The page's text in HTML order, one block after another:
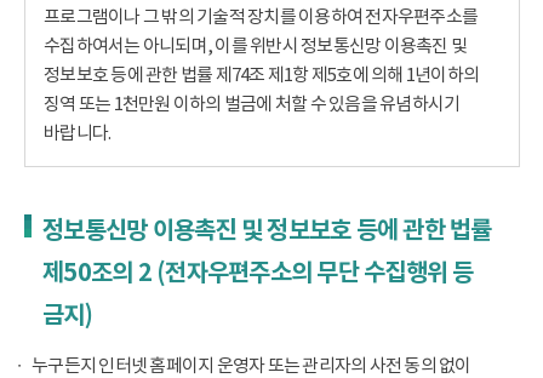
프로그램이나 그 밖의 기술적 장치를 이용하여 전자우편주소를
수집하여서는 아니되며, 이를 위반시 정보통신망 이용촉진 및
정보보호 등에 관한 법률 제74조 제1항 제5호에 의해 1년이하의
징역 또는 1천만원 이하의 벌금에 처할 수 있음을 유념하시기
바랍니다.
정보통신망 이용촉진 및 정보보호 등에 관한 법률
제50조의 2 (전자우편주소의 무단 수집행위 등
금지)
누구든지 인터넷 홈페이지 운영자 또는 관리자의 사전 동의 없이